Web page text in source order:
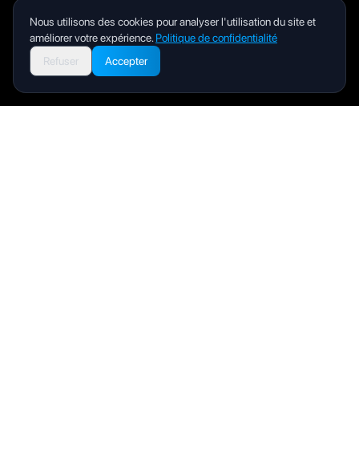
Nous utilisons des cookies pour analyser l'utilisation du site et
améliorer votre expérience. Politique de confidentialité
Refuser
Accepter